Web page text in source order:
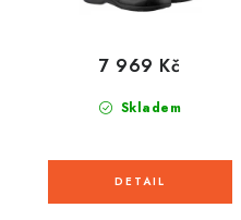
Skladem
7 969 Kč